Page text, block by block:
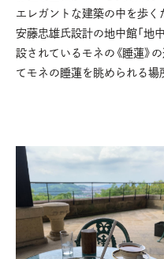
エレガントな建築の中を歩く
安藤忠雄氏設計の地中館「地
設されているモネの《睡蓮》
てモネの睡蓮を眺められる